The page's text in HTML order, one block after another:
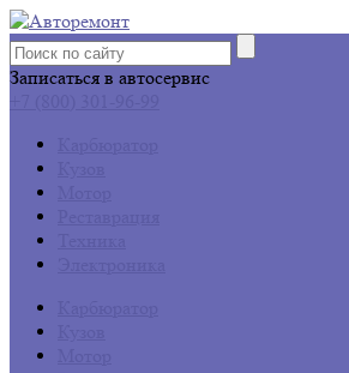
Записаться в автосервис